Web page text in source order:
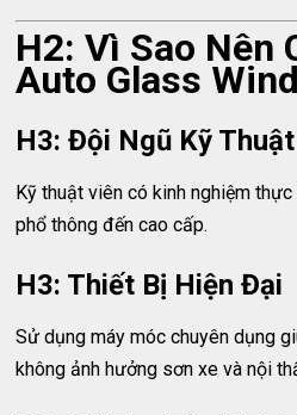
H2: Vì Sao Nên
Auto Glass
H3: Đội Ngũ Kỹ
Kỹ thuật viên có kinh nghiệm
phổ thông đến cao cấp.
H3: Thiết Bị Hiện Đại
Sử dụng máy móc chuyên dụng
không ảnh hưởng sơn xe và nội